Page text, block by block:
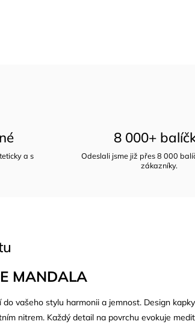
a s
8 000+
Odeslali jsme již přes 8 000
zákazníky.
MANDALA
do vašeho stylu harmonii a jemnost. Design
nitrem. Každý detail na povrchu evokuje